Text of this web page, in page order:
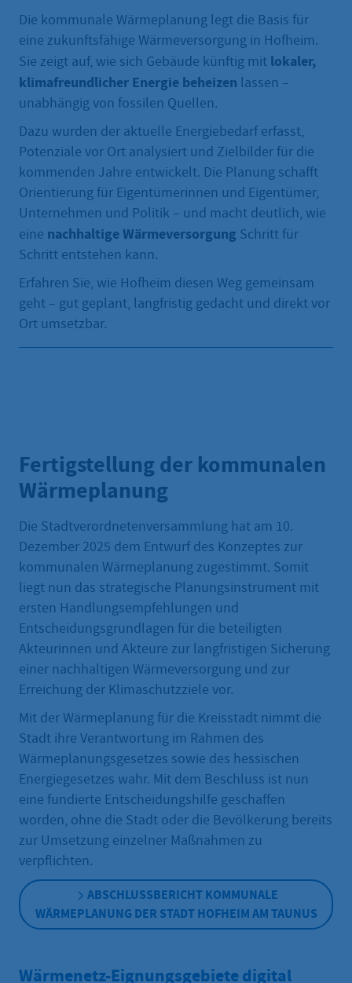
Die kommunale Wärmeplanung legt die Basis für
eine zukunftsfähige Wärmeversorgung in Hofheim.
Sie zeigt auf, wie sich Gebäude künftig mit lokaler,
klimafreundlicher Energie beheizen lassen –
unabhängig von fossilen Quellen.
Dazu wurden der aktuelle Energiebedarf erfasst,
Potenziale vor Ort analysiert und Zielbilder für die
kommenden Jahre entwickelt. Die Planung schafft
Orientierung für Eigentümerinnen und Eigentümer,
Unternehmen und Politik – und macht deutlich, wie
eine nachhaltige Wärmeversorgung Schritt für
Schritt entstehen kann.
Erfahren Sie, wie Hofheim diesen Weg gemeinsam
geht – gut geplant, langfristig gedacht und direkt vor
Ort umsetzbar.
Fertigstellung der kommunalen
Wärmeplanung
Die Stadtverordnetenversammlung hat am 10.
Dezember 2025 dem Entwurf des Konzeptes zur
kommunalen Wärmeplanung zugestimmt. Somit
liegt nun das strategische Planungsinstrument mit
ersten Handlungsempfehlungen und
Entscheidungsgrundlagen für die beteiligten
Akteurinnen und Akteure zur langfristigen Sicherung
einer nachhaltigen Wärmeversorgung und zur
Erreichung der Klimaschutzziele vor.
Mit der Wärmeplanung für die Kreisstadt nimmt die
Stadt ihre Verantwortung im Rahmen des
Wärmeplanungsgesetzes sowie des hessischen
Energiegesetzes wahr. Mit dem Beschluss ist nun
eine fundierte Entscheidungshilfe geschaffen
worden, ohne die Stadt oder die Bevölkerung bereits
zur Umsetzung einzelner Maßnahmen zu
verpflichten.
ABSCHLUSSBERICHT KOMMUNALE
WÄRMEPLANUNG DER STADT HOFHEIM AM TAUNUS
Wärmenetz-Eignungsgebiete digital